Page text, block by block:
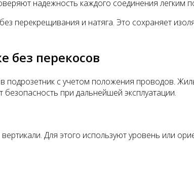
надежность каждого соединения легким
перекрещивания и натяга. Это сохраняет
без перекосов
подрозетник с учетом положения проводов.
при дальнейшей эксплуатации.
Для этого используют уровень или